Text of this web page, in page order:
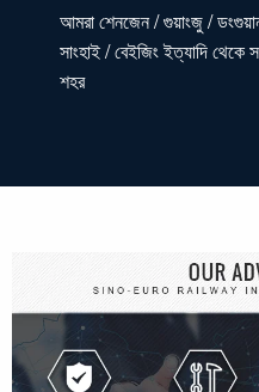
আমরা শেনজেন / গুয়াংজু /
সাংহাই / বেইজিং ইত্যাদি
শহর